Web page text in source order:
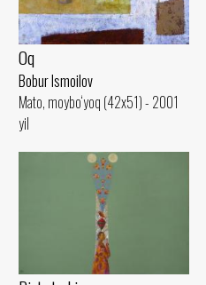
Oq
Bobur Ismoilov
Mato, moybo‘yoq (42x51) - 2001
yil